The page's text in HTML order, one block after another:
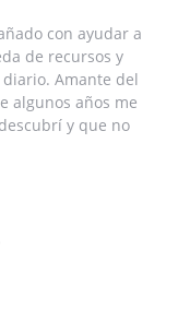
con ayudar a
de recursos y
Amante del
algunos años me
y que no